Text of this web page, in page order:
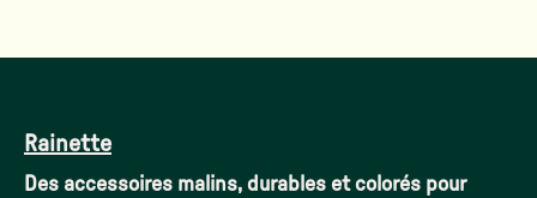
Rainette
Des accessoires malins, durables et colorés pour